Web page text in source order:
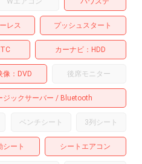
レス プッシュスタート
カーナビ HDD
像 DVD 後席モニター
ジックサーバー Bluetooth
ベンチシート 3列シート
シート シートエアコン